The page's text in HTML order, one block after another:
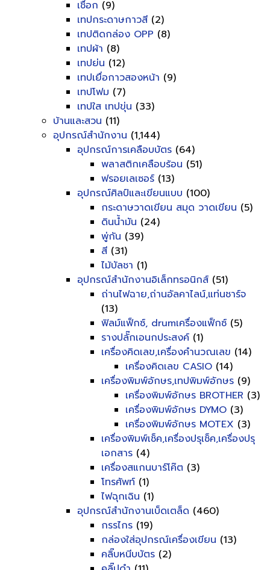
เชื่อก (9)
เทปกระดาษกาวสี (2)
เทปติดกล่อง OPP (8)
เทปผ้า (8)
เทปย่น (12)
เทปเยื่อกาวสองหน้า (9)
เทปโฟม (7)
เทปใส เทปขุ่น (33)
บ้านและสวน (11)
อุปกรณ์สำนักงาน (1,144)
อุปกรณ์การเคลือบบัตร (64)
พลาสติกเคลือบร้อน (51)
ฟรอยเลเซอร์ (13)
อุปกรณ์ศิลป์และเขียนแบบ (100)
กระดาษวาดเขียน สมุด วาดเขียน (5)
ดินน้ำมัน (24)
พู่กัน (39)
สี (31)
ไม้บัลชา (1)
อุปกรณ์สำนักงานอิเล็กทรอนิกส์ (51)
ถ่านไฟฉาย,ถ่านอัลคาไลน์,แท่นชาร์จ
(13)
ฟิลม์แฟ็กซ์, drumเครื่องแฟ็กซ์ (5)
รางปลั๊กเอนกประสงค์ (1)
เครื่องคิดเลข,เครื่องคำนวณเลข (14)
เครื่องคิดเลข CASIO (14)
เครื่องพิมพ์อักษร,เทปพิมพ์อักษร (9)
เครื่องพิมพ์อักษร BROTHER (3)
เครื่องพิมพ์อักษร DYMO (3)
เครื่องพิมพ์อักษร MOTEX (3)
เครื่องพิมพ์เช็ค,เครื่องปรุเช็ค,เครื่องปรุ
เอกสาร (4)
เครื่องสแกนบาร์โค๊ต (3)
โทรศัพท์ (1)
ไฟฉุกเฉิน (1)
อุปกรณ์สำนักงานเบ็ดเตล็ด (460)
กรรไกร (19)
กล่องใส่อุปกรณ์เครื่องเขียน (13)
คลิ๊บหนีบบัตร (2)